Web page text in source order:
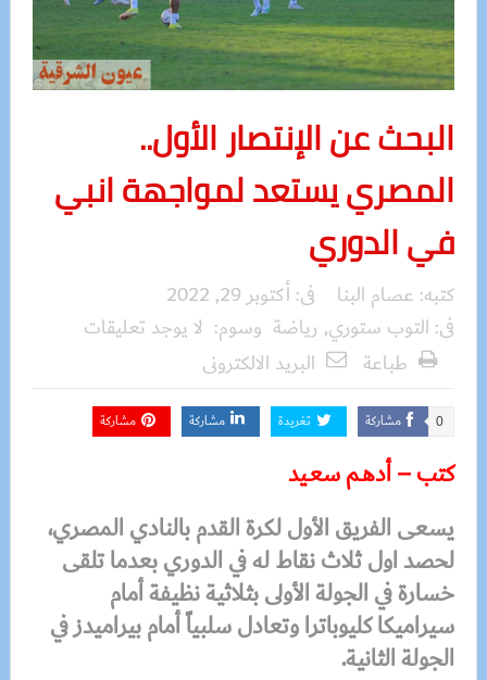
البحث عن الإنتصار الأول..
المصري يستعد لمواجهة انبي
في الدوري
كتبه: عصام البنا فى:أكتوبر 29, 2022
فى: التوب ستوري, رياضة وسوم: لا يوجد تعليقات
طباعة
البريد الالكترونى
مشاركة 0 تغريدة مشاركة مشاركة
كتب – أدهـم سعـيد
يسعى الفريق الأول لكرة القدم بالنادي المصري،
لحصد اول ثلاث نقاط له في الدوري بعدما تلقى
خسارة في الجولة الأولى بثلاثية نظيفة أمام
سيراميكا كليوباترا وتعادل سلبياً أمام بيراميدز في
الجولة الثانية.